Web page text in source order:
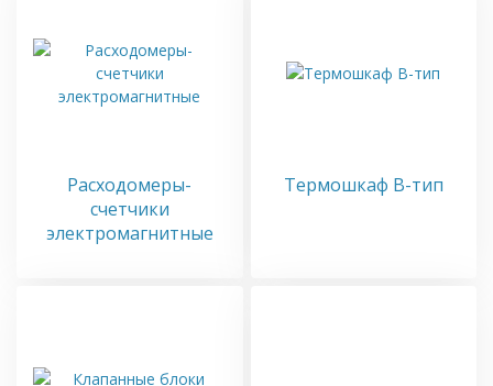
Расходомеры-
счетчики
электромагнитные
Термошкаф B-тип